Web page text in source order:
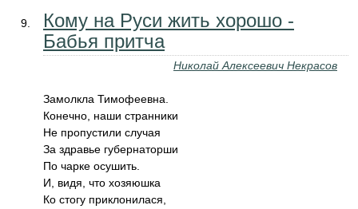
Кому на Руси жить хорошо -
Бабья притча
Николай Алексеевич Некрасов
Замолкла Тимофеевна.
Конечно, наши странники
Не пропустили случая
За здравье губернаторши
По чарке осушить.
И, видя, что хозяюшка
Ко стогу приклонилася,